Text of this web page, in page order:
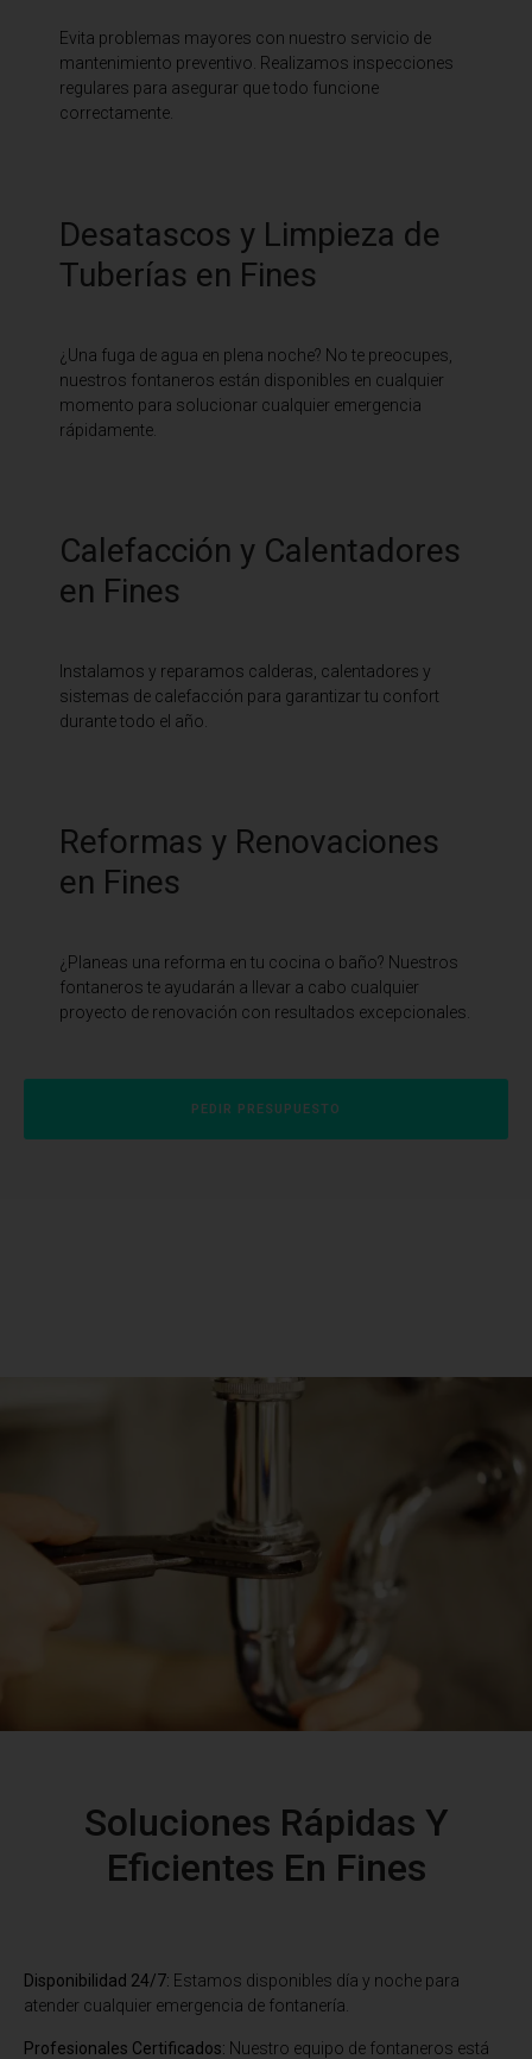
Evita problemas mayores con nuestro servicio de
mantenimiento preventivo. Realizamos inspecciones
regulares para asegurar que todo funcione
correctamente.
Desatascos y Limpieza de
Tuberías en Fines
¿Una fuga de agua en plena noche? No te preocupes,
nuestros fontaneros están disponibles en cualquier
momento para solucionar cualquier emergencia
rápidamente.
Calefacción y Calentadores
en Fines
Instalamos y reparamos calderas, calentadores y
sistemas de calefacción para garantizar tu confort
durante todo el año.
Reformas y Renovaciones
en Fines
¿Planeas una reforma en tu cocina o baño? Nuestros
fontaneros te ayudarán a llevar a cabo cualquier
proyecto de renovación con resultados excepcionales.
PEDIR PRESUPUESTO
Soluciones Rápidas Y
Eficientes En Fines
Disponibilidad 24/7: Estamos disponibles día y noche para
atender cualquier emergencia de fontanería.
Profesionales Certificados: Nuestro equipo de fontaneros está